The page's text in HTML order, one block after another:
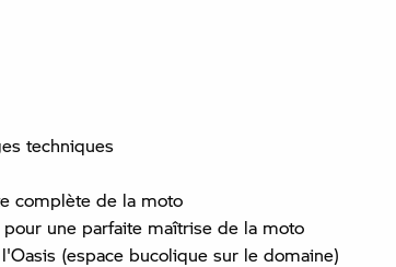
techniques
complète de la moto
une parfaite maîtrise de la moto
(espace bucolique sur le domaine)